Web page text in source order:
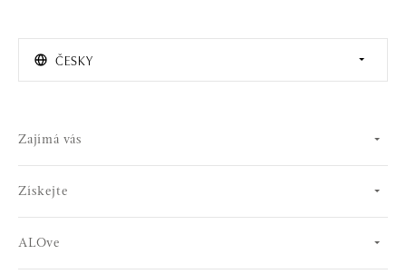
ČESKY
Zajímá vás
Získejte
ALOve